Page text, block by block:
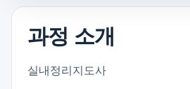
과정 소개
실내정리지도사